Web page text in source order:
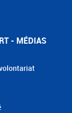
- MÉDIAS